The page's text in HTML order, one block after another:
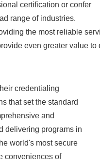
certification or confer
range of industries.
the most reliable
even greater value to
credentialing
that set the standard
and
delivering programs in
world's most secure
conveniences of